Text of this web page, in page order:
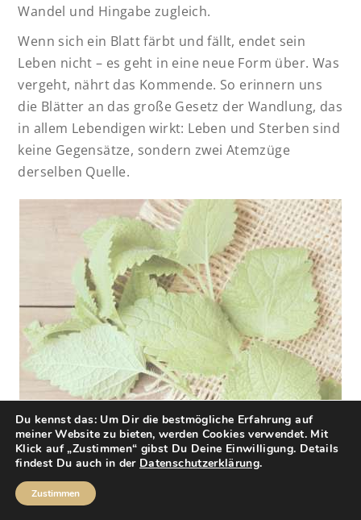
Wandel und Hingabe zugleich.
Wenn sich ein Blatt färbt und fällt, endet sein
Leben nicht – es geht in eine neue Form über. Was
vergeht, nährt das Kommende. So erinnern uns
die Blätter an das große Gesetz der Wandlung, das
in allem Lebendigen wirkt: Leben und Sterben sind
keine Gegensätze, sondern zwei Atemzüge
derselben Quelle.
Du kennst das: Um Dir die bestmögliche Erfahrung auf
meiner Website zu bieten, werden Cookies verwendet. Mit
Klick auf „Zustimmen“ gibst Du Deine Einwilligung. Details
findest Du auch in der Datenschutzerklärung.
Zustimmen